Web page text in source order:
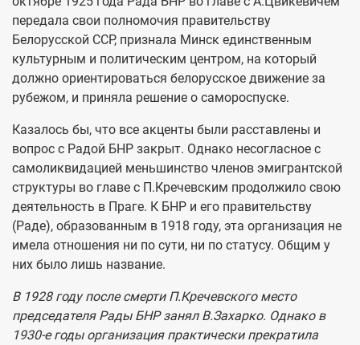
передала свои полномочия правительству
Белорусской ССР, признала Минск единственным
культурным и политическим центром, на который
должно ориентироваться белорусское движение за
рубежом, и приняла решение о самороспуске.
Казалось бы, что все акценты были расставлены и
вопрос с Радой БНР закрыт. Однако несогласное с
самоликвидацией меньшинство членов эмигрантской
структуры во главе с П.Кречевским продолжило свою
деятельность в Праге. К БНР и его правительству
(Раде), образованным в 1918 году, эта организация не
имела отношения ни по сути, ни по статусу. Общим у
них было лишь название.
В 1928 году после смерти П.Кречевского место
председателя Рады БНР занял В.Захарко. Однако в
1930-е годы организация практически прекратила